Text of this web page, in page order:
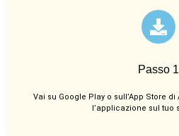
Passo 1
Vai su Google Play o sull’App Store
l’applicazione sul tuo